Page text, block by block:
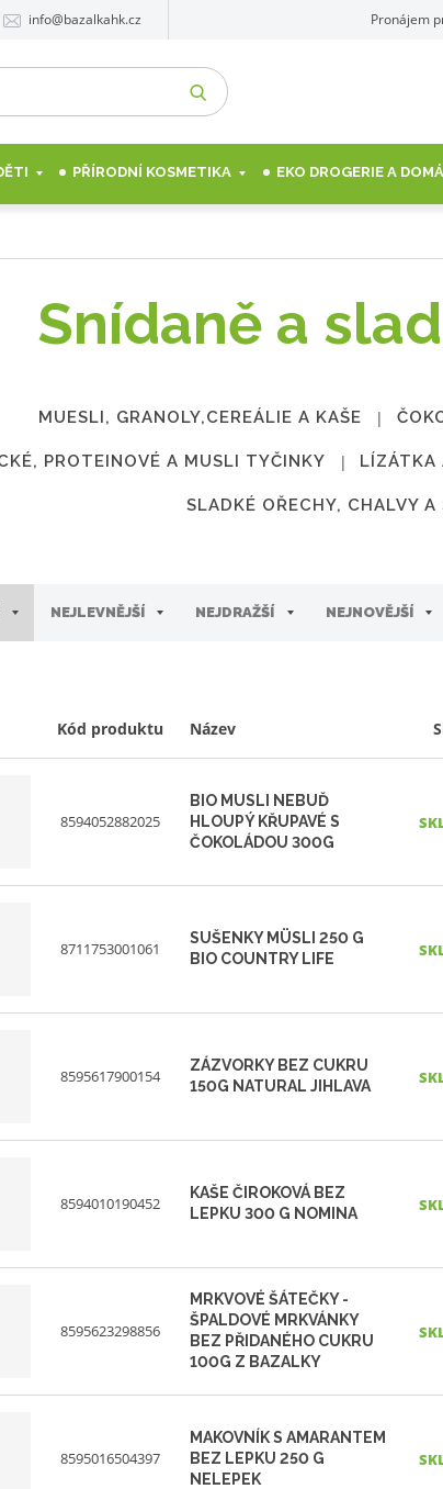
info@bazalkahk.cz Pronájem
VYHLEDAT
PŘÍRODNÍ KOSMETIKA EKO DROGERIE A
Snídaně a
MUESLI, GRANOLY,CEREÁLIE A KAŠE
PROTEINOVÉ A MUSLI TYČINKY LÍZÁTKA
SLADKÉ OŘECHY, CHALVY A
NEJLEVNĚJŠÍ NEJDRAŽŠÍ NEJNOVĚJŠÍ
Kód produktu Název
8594052882025
BIO MUSLI NEBUĎ
HLOUPÝ KŘUPAVÉ S
ČOKOLÁDOU 300G
8711753001061
SUŠENKY MÜSLI 250 G
BIO COUNTRY LIFE
8595617900154
ZÁZVORKY BEZ CUKRU
150G NATURAL JIHLAVA
8594010190452
KAŠE ČIROKOVÁ BEZ
LEPKU 300 G NOMINA
8595623298856
MRKVOVÉ ŠÁTEČKY -
ŠPALDOVÉ MRKVÁNKY
BEZ PŘIDANÉHO CUKRU
100G Z BAZALKY
8595016504397
MAKOVNÍK S AMARANTEM
BEZ LEPKU 250 G
NELEPEK